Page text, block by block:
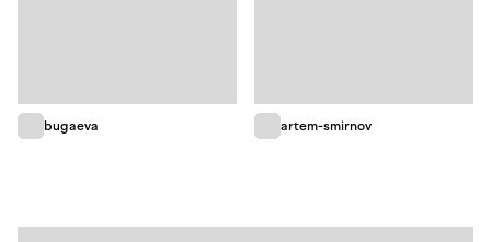
bugaeva artem-smirnov